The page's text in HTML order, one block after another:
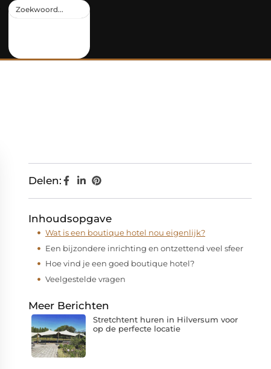
Delen:
Inhoudsopgave
Wat is een boutique hotel nou eigenlijk?
Een bijzondere inrichting en ontzettend veel sfeer
Hoe vind je een goed boutique hotel?
Veelgestelde vragen
Meer Berichten
Stretchtent huren in Hilversum voor
op de perfecte locatie